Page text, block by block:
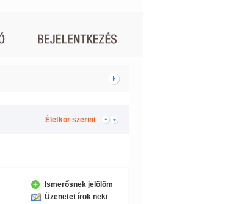
Életkor szerint
Ismerősnek jelölöm
Üzenetet írok neki